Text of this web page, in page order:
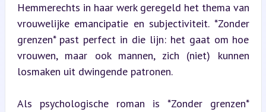
Hemmerechts in haar werk geregeld het thema van
vrouwelijke emancipatie en subjectiviteit. *Zonder
grenzen* past perfect in die lijn: het gaat om hoe
vrouwen, maar ook mannen, zich (niet) kunnen
losmaken uit dwingende patronen.
Als psychologische roman is *Zonder grenzen*